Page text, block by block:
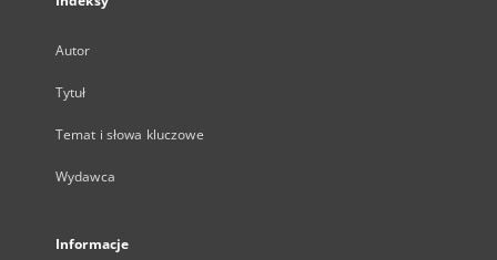
Autor
Tytuł
Temat i słowa kluczowe
Wydawca
Informacje